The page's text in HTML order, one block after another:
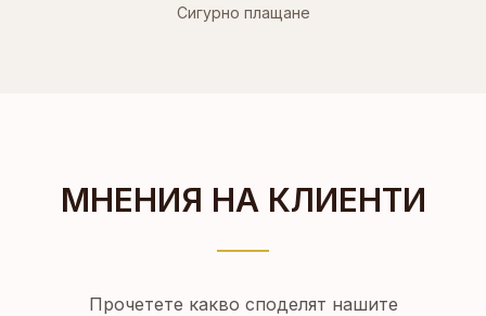
Сигурно плащане
МНЕНИЯ НА КЛИЕНТИ
Прочетете какво споделят нашите